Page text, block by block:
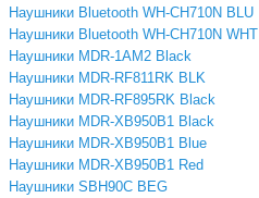
Наушники Bluetooth WH-CH710N BLU
Наушники Bluetooth WH-CH710N WHT
Наушники MDR-1AM2 Black
Наушники MDR-RF811RK BLK
Наушники MDR-RF895RK Black
Наушники MDR-XB950B1 Black
Наушники MDR-XB950B1 Blue
Наушники MDR-XB950B1 Red
Наушники SBH90C BEG